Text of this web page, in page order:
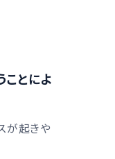
ことによ
が起きや